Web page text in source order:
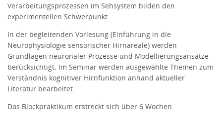
Verarbeitungsprozessen im Sehsystem bilden den
experimentellen Schwerpunkt.
In der begleitenden Vorlesung (Einführung in die
Neurophysiologie sensorischer Hirnareale) werden
Grundlagen neuronaler Prozesse und Modellierungsansätze
berücksichtigt. Im Seminar werden ausgewählte Themen zum
Verständnis kognitiver Hirnfunktion anhand aktueller
Literatur bearbeitet.
Das Blockpraktikum erstreckt sich über 6 Wochen.